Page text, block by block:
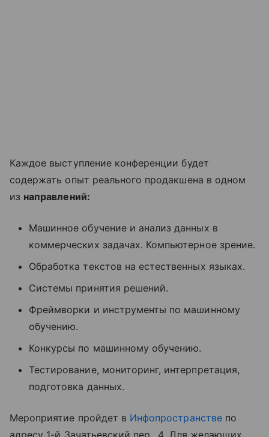
Каждое выступление конференции будет
содержать опыт реального продакшена в одном
из направлений:
Машинное обучение и анализ данных в
коммерческих задачах. Компьютерное зрение.
Обработка текстов на естественных языках.
Системы принятия решений.
Фреймворки и инструменты по машинному
обучению.
Конкурсы по машинному обучению.
Тестирование, мониторинг, интерпретация,
подготовка данных.
Мероприятие пройдет в Инфопространствепо